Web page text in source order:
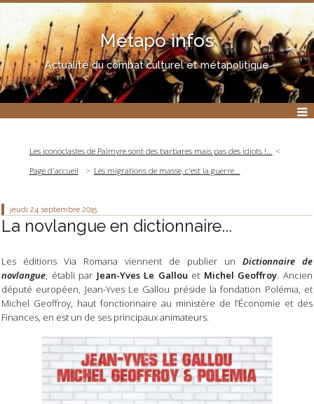
Métapo infos
Actualité du combat culturel et métapolitique
Les iconoclastes de Palmyre sont des barbares mais pas des idiots !...
Page d'accueil
Les migrations de masse, c'est la guerre...
jeudi 24 septembre 2015
La novlangue en dictionnaire...
Les éditions Via Romana viennent de publier un Dictionnaire de
novlangue, établi par Jean-Yves Le Gallou et Michel Geoffroy. Ancien
député européen, Jean-Yves Le Gallou préside la fondation Polémia, et
Michel Geoffroy, haut fonctionnaire au ministère de l’Économie et des
Finances, en est un de ses principaux animateurs.